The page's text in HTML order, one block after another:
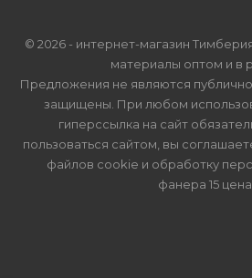
© 2026 - интернет-магазин
материалы оптом и в
Предложения не являются
защищены. При любом
гиперссылка на сайт
пользоваться сайтом, вы
файлов cookie и обработку
фанера 15 цена